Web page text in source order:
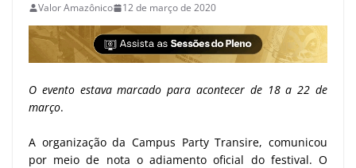
Valor Amazônico 12 de março de 2020
O evento estava marcado para acontecer de 18 a 22 de
março.
A organização da Campus Party Transire, comunicou
por meio de nota o adiamento oficial do festival. O